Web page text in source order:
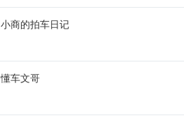
小商的拍车日记
懂车文哥